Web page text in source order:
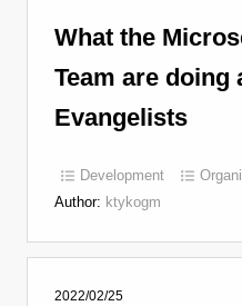
What the
Team are doing
Evangelists
Development
Author: ktykogm
2022/02/25